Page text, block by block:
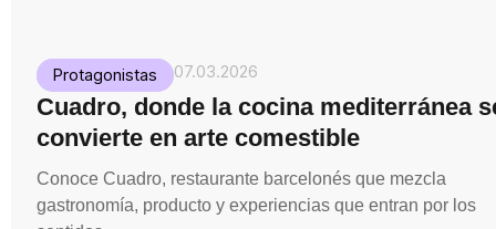
Protagonistas 07.03.2026
Cuadro, donde la cocina mediterránea
convierte en arte comestible
Conoce Cuadro, restaurante barcelonés que mezcla
gastronomía, producto y experiencias que entran por los